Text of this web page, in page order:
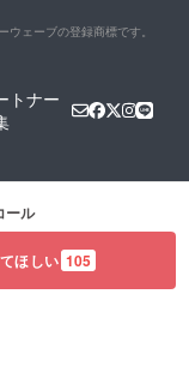
ウェーブの登録商標です。
トナー
ール
ほしい 105